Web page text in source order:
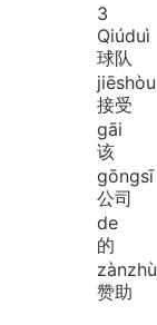
3
Qiúduì
球队
jiēshòu
接受
gāi
该
gōngsī
公司
de
的
zànzhù
赞助